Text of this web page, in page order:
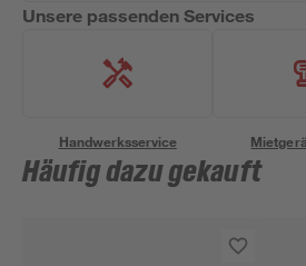
Unsere passenden Services
Handwerksservice
Häufig dazu gekauft